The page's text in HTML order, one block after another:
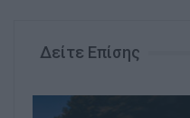
Δείτε Επίσης